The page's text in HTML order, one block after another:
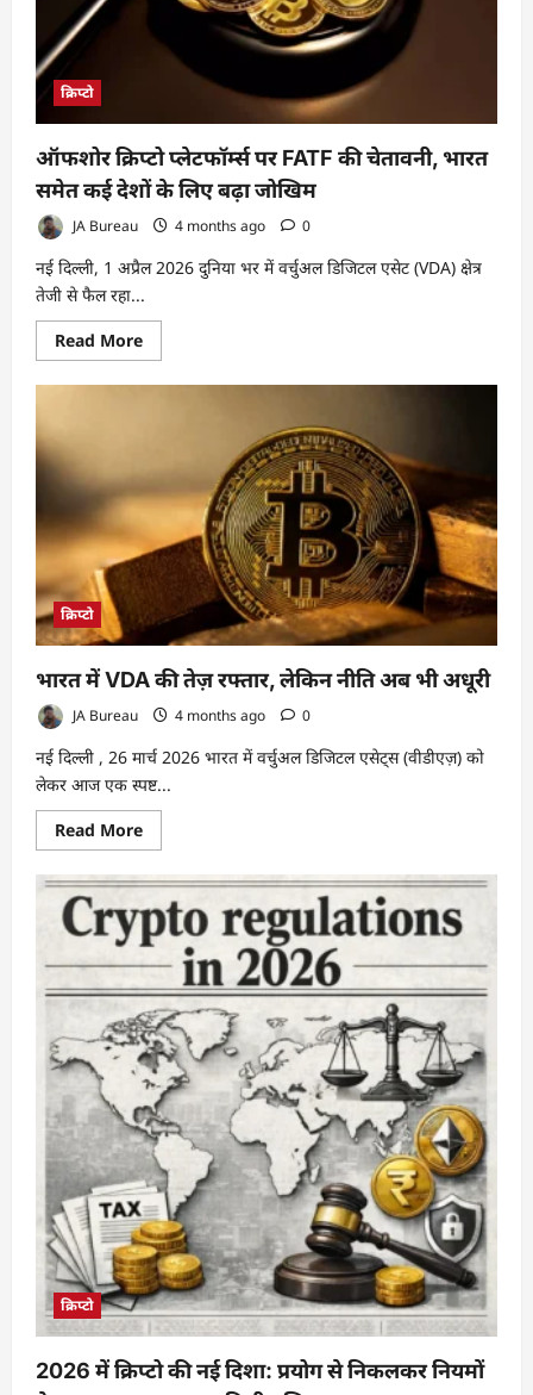
क्रिप्टो
ऑफशोर क्रिप्टो प्लेटफॉर्म्स पर FATF की चेतावनी, भारत
समेत कई देशों के लिए बढ़ा जोखिम
JA Bureau 4 months ago 0
नई दिल्ली, 1 अप्रैल 2026 दुनिया भर में वर्चुअल डिजिटल एसेट (VDA) क्षेत्र
तेजी से फैल रहा...
Read MoreRead
more
ऑफशोर
की
चेतावनी,
भारत
कई
देशों
लिए
बढ़ा
जोखिम
क्रिप्टो
भारत में VDA की तेज़ रफ्तार, लेकिन नीति अब भी अधूरी
JA Bureau 4 months ago 0
नई दिल्ली , 26 मार्च 2026 भारत में वर्चुअल डिजिटल एसेट्स (वीडीएज़) को
लेकर आज एक स्पष्ट...
Read MoreRead
more
भारत
में
VDA
की
तेज़
रफ्तार,
नीति
अब
भी
अधूरी
क्रिप्टो
2026 में क्रिप्टो की नई दिशा: प्रयोग से निकलकर नियमों